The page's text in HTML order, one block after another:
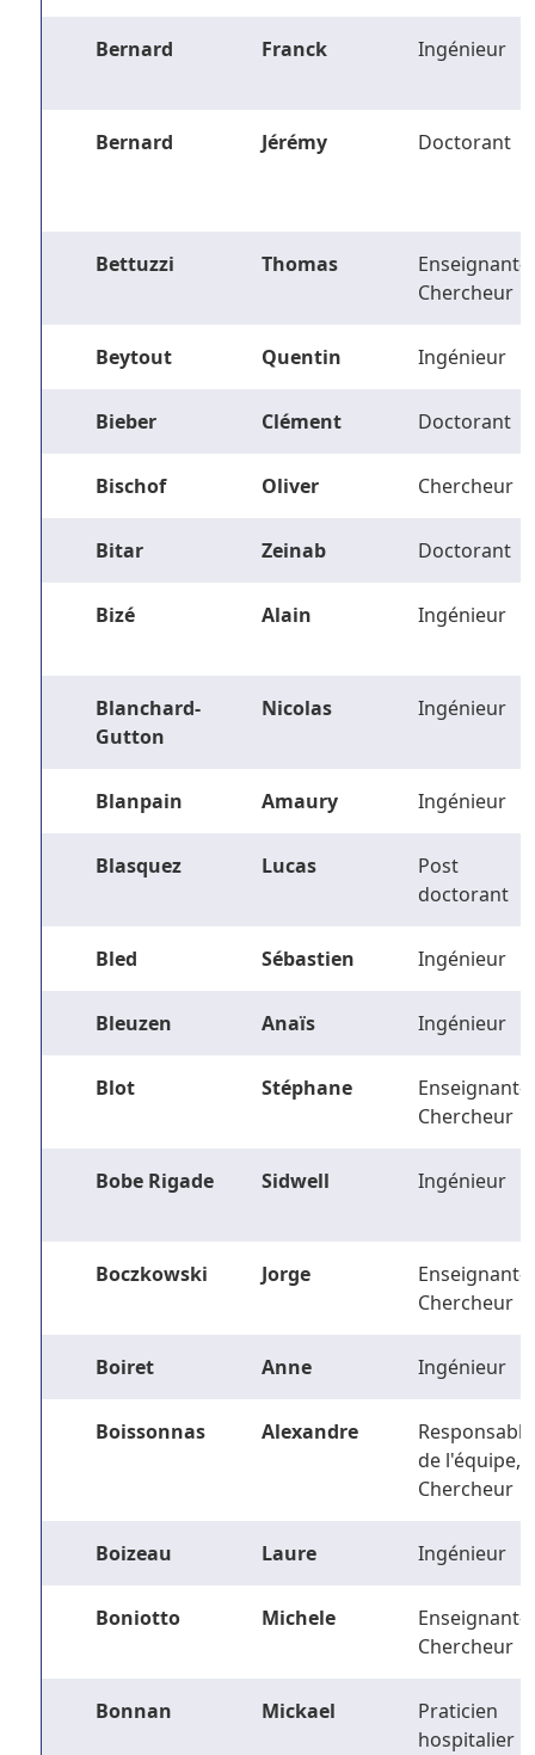
Bernard Franck Ingénieur
Bernard Jérémy Doctorant
Bettuzzi Thomas
Enseignant-
Chercheur
Beytout Quentin Ingénieur
Bieber Clément Doctorant
Bischof Oliver Chercheur
Bitar Zeinab Doctorant
Bizé Alain Ingénieur
Blanchard-
Gutton
Nicolas Ingénieur
Blanpain Amaury Ingénieur
Blasquez Lucas
Post
doctorant
Bled Sébastien Ingénieur
Bleuzen Anaïs Ingénieur
Blot Stéphane
Enseignant-
Chercheur
Bobe Rigade Sidwell Ingénieur
Boczkowski Jorge
Enseignant-
Chercheur
Boiret Anne Ingénieur
Boissonnas Alexandre
Responsable
de l'équipe,
Chercheur
Boizeau Laure Ingénieur
Boniotto Michele
Enseignant-
Chercheur
Bonnan Mickael
Praticien
hospitalier